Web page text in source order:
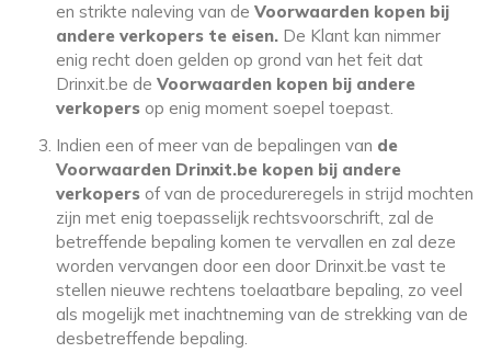
en strikte naleving van de Voorwaarden kopen bij
andere verkopers te eisen. De Klant kan nimmer
enig recht doen gelden op grond van het feit dat
Drinxit.be de Voorwaarden kopen bij andere
verkopers op enig moment soepel toepast.
Indien een of meer van de bepalingen van de
Voorwaarden Drinxit.be kopen bij andere
verkopers of van de procedureregels in strijd mochten
zijn met enig toepasselijk rechtsvoorschrift, zal de
betreffende bepaling komen te vervallen en zal deze
worden vervangen door een door Drinxit.be vast te
stellen nieuwe rechtens toelaatbare bepaling, zo veel
als mogelijk met inachtneming van de strekking van de
desbetreffende bepaling.